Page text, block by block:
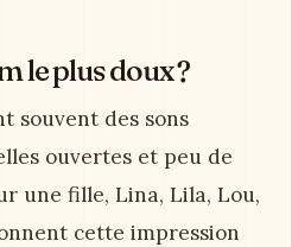
le plus doux ?
souvent des sons
ouvertes et peu de
une fille, Lina, Lila, Lou,
cette impression